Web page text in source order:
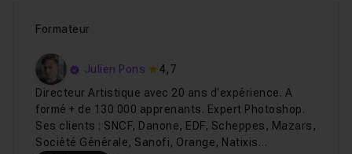
Formateur
Julien Pons
4,7
Directeur Artistique avec 20 ans d’expérience. A
formé + de 130 000 apprenants. Expert Photoshop.
Ses clients : SNCF, Danone, EDF, Scheppes, Mazars,
Société Générale, Sanofi, Orange, Natixis…